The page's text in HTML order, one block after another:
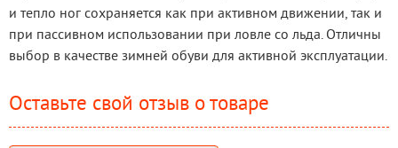
и тепло ног сохраняется как при активном движении, так и
при пассивном использовании при ловле со льда. Отличны
выбор в качестве зимней обуви для активной эксплуатации.
Оставьте свой отзыв о товаре